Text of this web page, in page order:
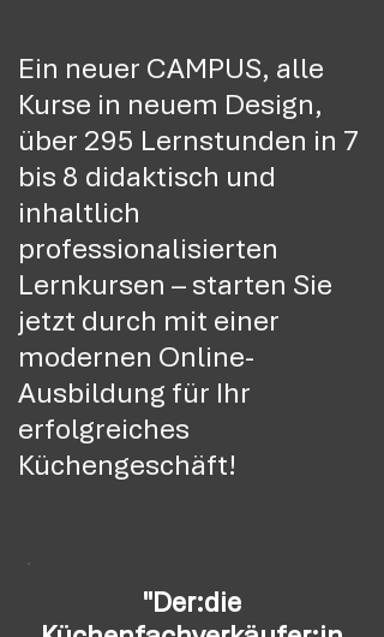
Ein neuer CAMPUS, alle
Kurse in neuem Design,
über 295 Lernstunden in 7
bis 8 didaktisch und
inhaltlich
professionalisierten
Lernkursen – starten Sie
jetzt durch mit einer
modernen Online-
Ausbildung für Ihr
erfolgreiches
Küchengeschäft!
"Der:die